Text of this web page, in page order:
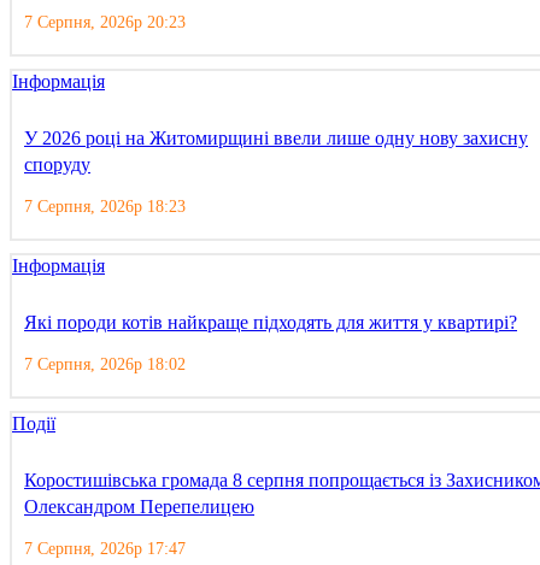
7 Серпня, 2026р 20:23
Інформація
У 2026 році на Житомирщині ввели лише одну нову захисну
споруду
7 Серпня, 2026р 18:23
Інформація
Які породи котів найкраще підходять для життя у квартирі?
7 Серпня, 2026р 18:02
Події
Коростишівська громада 8 серпня попрощається із
Олександром Перепелицею
7 Серпня, 2026р 17:47